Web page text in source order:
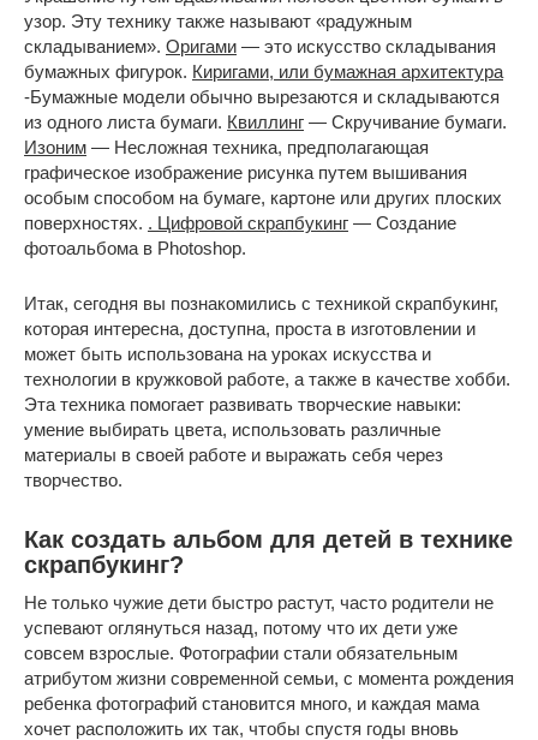
узор. Эту технику также называют «радужным
складыванием». Оригами — это искусство складывания
бумажных фигурок. Киригами, или бумажная архитектура
-Бумажные модели обычно вырезаются и складываются
из одного листа бумаги. Квиллинг — Скручивание бумаги.
Изоним — Несложная техника, предполагающая
графическое изображение рисунка путем вышивания
особым способом на бумаге, картоне или других плоских
поверхностях. . Цифровой скрапбукинг — Создание
фотоальбома в Photoshop.
Итак, сегодня вы познакомились с техникой скрапбукинг,
которая интересна, доступна, проста в изготовлении и
может быть использована на уроках искусства и
технологии в кружковой работе, а также в качестве хобби.
Эта техника помогает развивать творческие навыки:
умение выбирать цвета, использовать различные
материалы в своей работе и выражать себя через
творчество.
Как создать альбом для детей в технике
скрапбукинг?
Не только чужие дети быстро растут, часто родители не
успевают оглянуться назад, потому что их дети уже
совсем взрослые. Фотографии стали обязательным
атрибутом жизни современной семьи, с момента рождения
ребенка фотографий становится много, и каждая мама
хочет расположить их так, чтобы спустя годы вновь